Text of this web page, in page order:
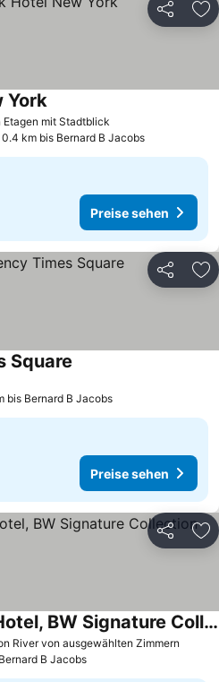
Teilen
Etagen mit Stadtblick
York
0.4 km bis Bernard B Jacobs
Preise sehen
Teilen
Square
bis Bernard B Jacobs
Preise sehen
Teilen
River von ausgewählten Zimmern
Times Square West Hotel, BW Signature Collection
B Jacobs